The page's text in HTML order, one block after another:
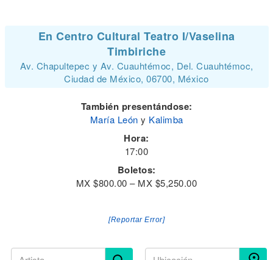
En Centro Cultural Teatro I/Vaselina
Timbiriche
Av. Chapultepec y Av. Cuauhtémoc, Del. Cuauhtémoc,
Ciudad de México, 06700, México
También presentándose:
María León y Kalimba
Hora:
17:00
Boletos:
MX $800.00 – MX $5,250.00
[Reportar Error]